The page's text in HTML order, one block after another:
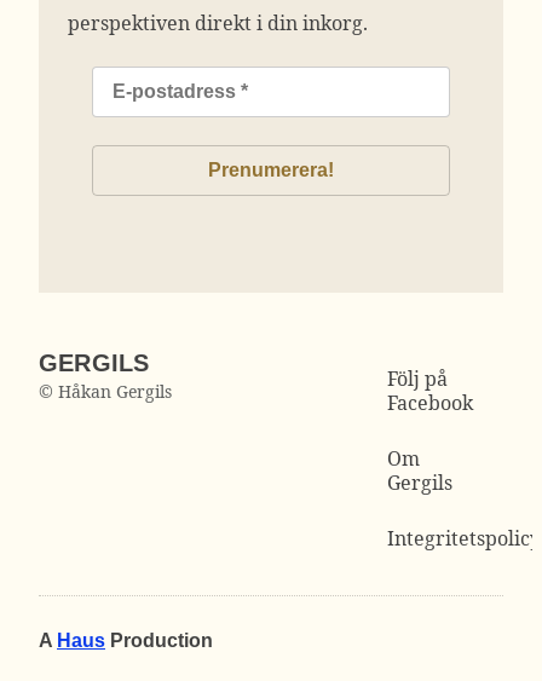
perspektiven direkt i din inkorg.
GERGILS
© Håkan Gergils
Följ på
Facebook
Om
Gergils
Integritetspolicy
A Haus Production